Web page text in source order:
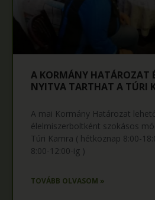
A KORMÁNY HATÁROZAT
NYITVA TARTHAT A TÚRI
A mai Kormány Határozat
élelmiszerboltként szokásos
Túri Kamra ( hétköznap 8:00-
8:00-12:00-ig )
TOVÁBB OLVASOM »